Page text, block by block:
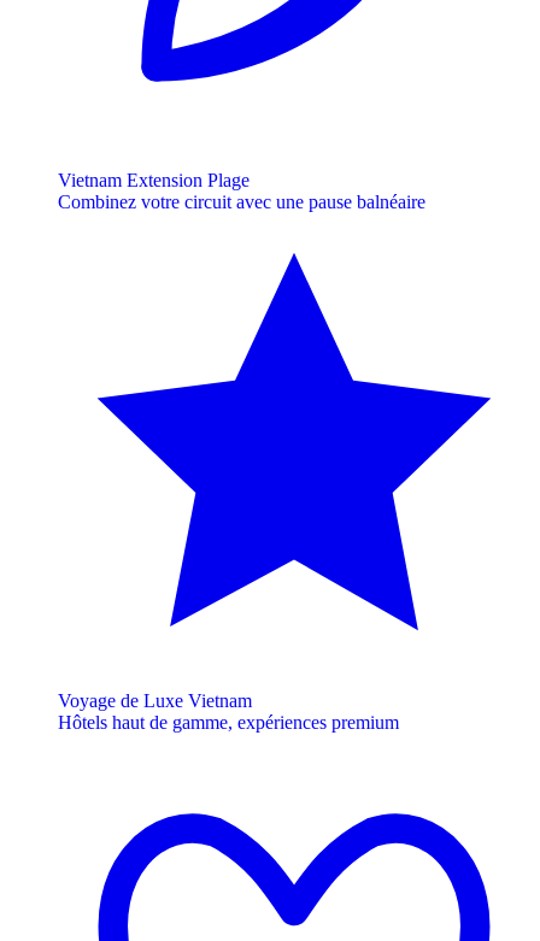
Vietnam Extension Plage
Combinez votre circuit avec une pause balnéaire
Voyage de Luxe Vietnam
Hôtels haut de gamme, expériences premium